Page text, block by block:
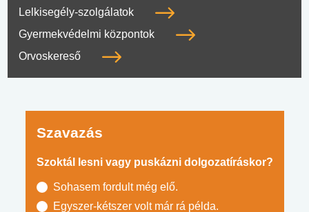
Lelkisegély-szolgálatok
Gyermekvédelmi központok
Orvoskereső
Szavazás
Szoktál lesni vagy puskázni dolgozatíráskor?
Sohasem fordult még elő.
Egyszer-kétszer volt már rá példa.